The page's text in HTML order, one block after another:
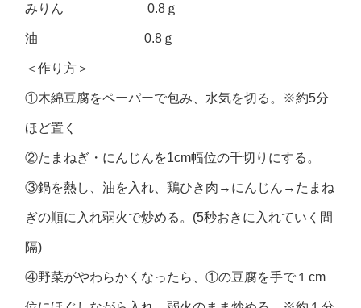
みりん 0.8ｇ
油 0.8ｇ
＜作り方＞
①木綿豆腐をペーパーで包み、水気を切る。※約5分
ほど置く
②たまねぎ・にんじんを1cm幅位の千切りにする。
③鍋を熱し、油を入れ、鶏ひき肉→にんじん→たまね
ぎの順に入れ弱火で炒める。(5秒おきに入れていく間
隔)
④野菜がやわらかくなったら、①の豆腐を手で１cm